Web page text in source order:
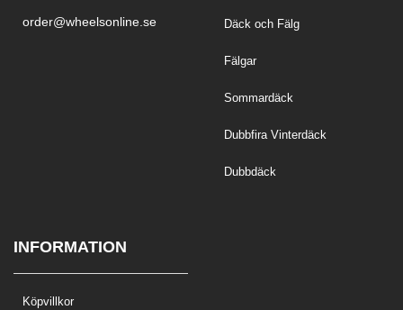
order@wheelsonline.se Däck och Fälg
Fälgar
Sommardäck
Dubbfira Vinterdäck
Dubbdäck
INFORMATION
Köpvillkor